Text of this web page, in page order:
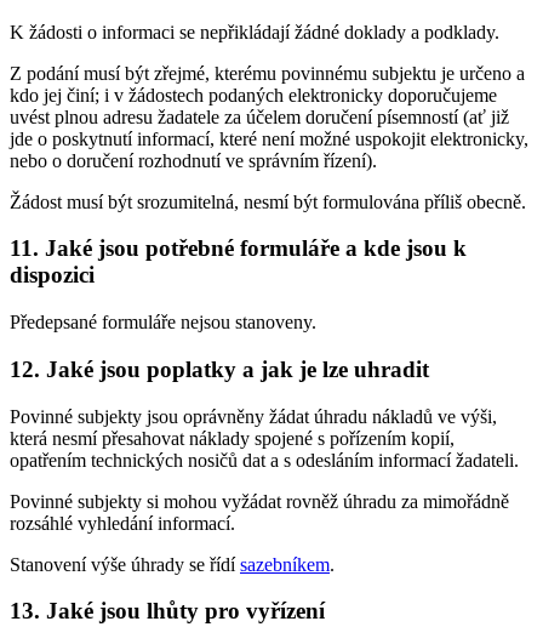
K žádosti o informaci se nepřikládají žádné doklady a podklady.
Z podání musí být zřejmé, kterému povinnému subjektu je určeno a
kdo jej činí; i v žádostech podaných elektronicky doporučujeme
uvést plnou adresu žadatele za účelem doručení písemností (ať již
jde o poskytnutí informací, které není možné uspokojit elektronicky,
nebo o doručení rozhodnutí ve správním řízení).
Žádost musí být srozumitelná, nesmí být formulována příliš obecně.
11. Jaké jsou potřebné formuláře a kde jsou k
dispozici
Předepsané formuláře nejsou stanoveny.
12. Jaké jsou poplatky a jak je lze uhradit
Povinné subjekty jsou oprávněny žádat úhradu nákladů ve výši,
která nesmí přesahovat náklady spojené s pořízením kopií,
opatřením technických nosičů dat a s odesláním informací žadateli.
Povinné subjekty si mohou vyžádat rovněž úhradu za mimořádně
rozsáhlé vyhledání informací.
Stanovení výše úhrady se řídísazebníkem.
13. Jaké jsou lhůty pro vyřízení